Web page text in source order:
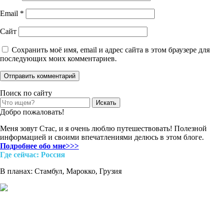
Email *
Сайт
Сохранить моё имя, email и адрес сайта в этом браузере для
последующих моих комментариев.
Поиск по сайту
Search
for:
Добро пожаловать!
Меня зовут Стас, и я очень люблю путешествовать! Полезной
информацией и своими впечатлениями делюсь в этом блоге.
Подробнее обо мне>>>
Где cейчас: Россия
В планах: Стамбул, Марокко, Грузия